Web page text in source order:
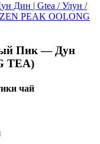
Дин | Gtea / Улун /
PEAK OOLONG
Пик — Дун
TEA)
чай